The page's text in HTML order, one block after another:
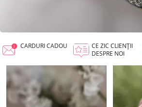
CARDURI CADOU
CE ZIC CLIENȚII
DESPRE NOI